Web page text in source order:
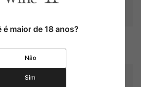
é maior de 18 anos?
Não
Sim